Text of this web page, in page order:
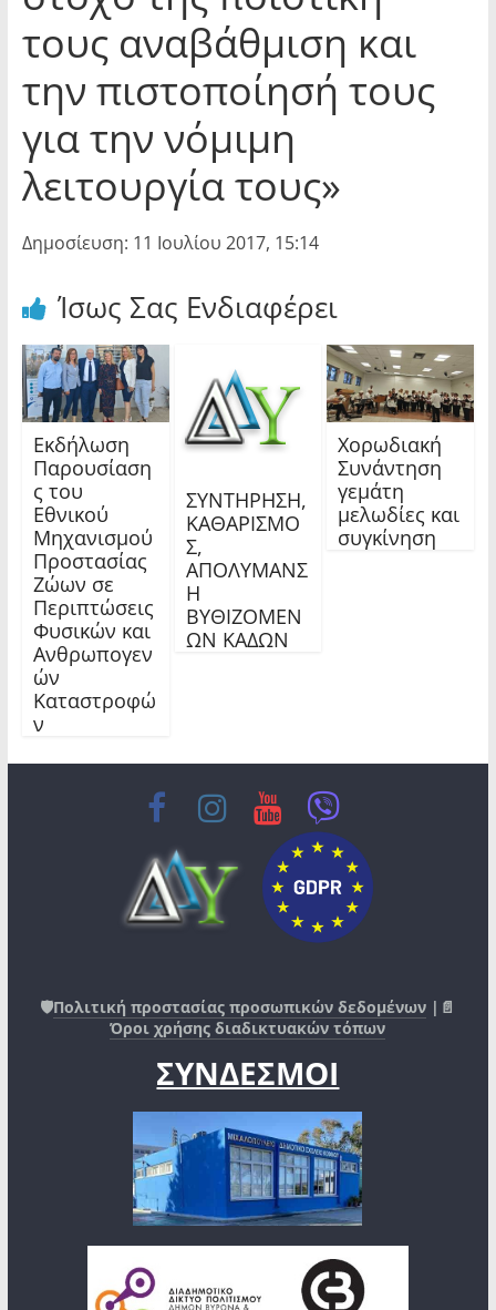
τους αναβάθμιση και
την πιστοποίησή τους
για την νόμιμη
λειτουργία τους»
Δημοσίευση: 11 Ιουλίου 2017, 15:14
Ίσως Σας Ενδιαφέρει
Εκδήλωση
Παρουσίαση
ς του
Εθνικού
Μηχανισμού
Προστασίας
Ζώων σε
Περιπτώσεις
Φυσικών και
Ανθρωπογεν
ών
Καταστροφώ
ν
ΣΥΝΤΗΡΗΣΗ,
ΚΑΘΑΡΙΣΜΟ
Σ,
ΑΠΟΛΥΜΑΝΣ
Η
ΒΥΘΙΖΟΜΕΝ
ΩΝ ΚΑΔΩΝ
Χορωδιακή
Συνάντηση
γεμάτη
μελωδίες και
συγκίνηση
🛡️Πολιτική προστασίας προσωπικών δεδομένων |📄
Όροι χρήσης διαδικτυακών τόπων
ΣΥΝΔΕΣΜΟΙ